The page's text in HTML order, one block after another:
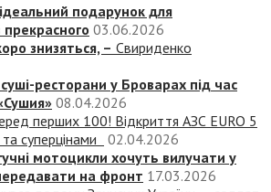
подарунок для
прекрасного 03.06.2026
знизяться, – Свириденко
ресторани у Броварах під час
08.04.2026
перших 100! Відкриття АЗС EURO 5
суперцінами
02.04.2026
мотоцикли хочуть вилучати у
на фронт 17.03.2026